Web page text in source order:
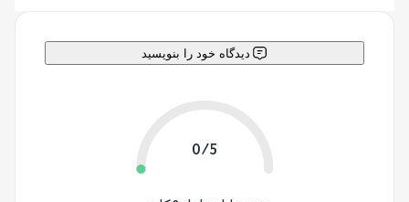
دیدگاه خود را بنویسید
0/5